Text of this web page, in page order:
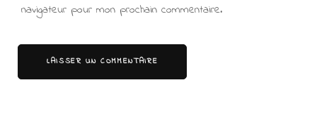
navigateur pour mon prochain commentaire.